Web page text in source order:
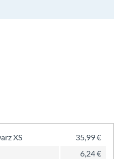
XS
35,99 €
6,24 €